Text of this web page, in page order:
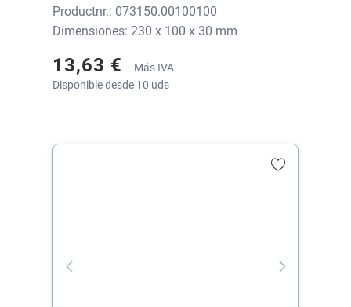
Productnr.: 073150.00100100
Dimensiones: 230 x 100 x 30 mm
13,63 €
Más IVA
Disponible desde 10 uds